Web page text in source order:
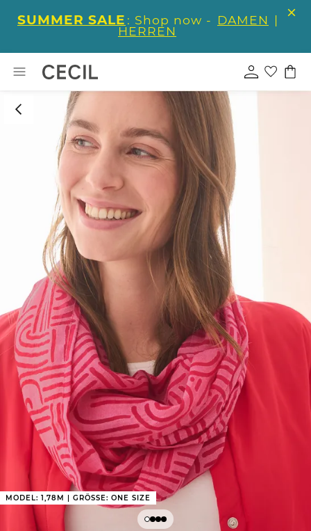
SUMMER SALE : Shop now - DAMEN |
HERREN
MODEL: 1,78M | GRÖSSE: ONE SIZE